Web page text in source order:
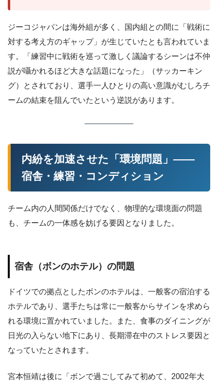
ジーコジャパンは海外組が多く、国内組との間に「戦術に
対する考え方のギャップ」が生じていたとも言われていま
す。「練習中に戦術を巡って激しく議論するシーンは不仲
説が囁かれるほど大きな話題になった」（サッカーキン
グ）とされており、選手一人ひとりの高い意識がむしろチ
ームの結束を阻んでいたという逆説があります。
内紛を加速させた「環境問題」——
宿舎・練習・コンディション
チーム内の人間関係だけでなく、物理的な環境面の問題
も、チームの一体感を妨げる要因となりました。
宿舎（ボンのホテル）の問題
ドイツでの拠点としたボンのホテルは、一般客の宿泊する
ホテルであり、選手たちは常に一般客からサインを求めら
れる環境に置かれていました。また、食事のダイニングが
日光の入らない地下にあり、長期滞在中のストレス要因と
なっていたとされます。
宮本恒靖は後に「ボンで過ごしてみて初めて、2002年大